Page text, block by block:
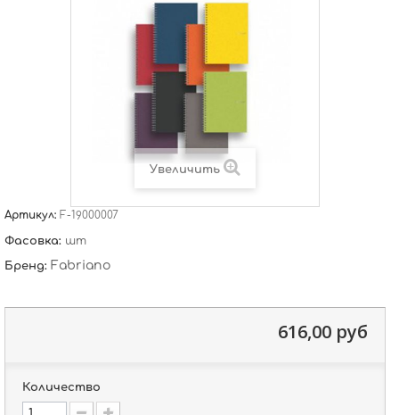
Увеличить
Артикул: F-19000007
Фасовка: шт
Бренд: Fabriano
616,00 руб
Количество